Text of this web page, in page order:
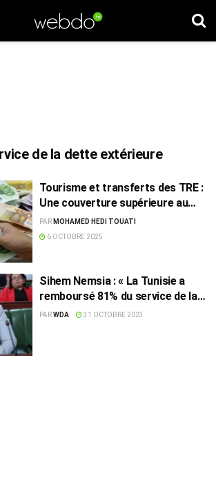
de la dette extérieure
Tourisme et transferts des TRE :
Une couverture supérieure au
remboursement de la dette
PAR MOHAMED HEDI TOUATI
6 OCTOBRE 2025
Sihem Nemsia : « La Tunisie a
remboursé 81% du service de la
dette extérieure »
PARWDA 31 OCTOBRE 2023